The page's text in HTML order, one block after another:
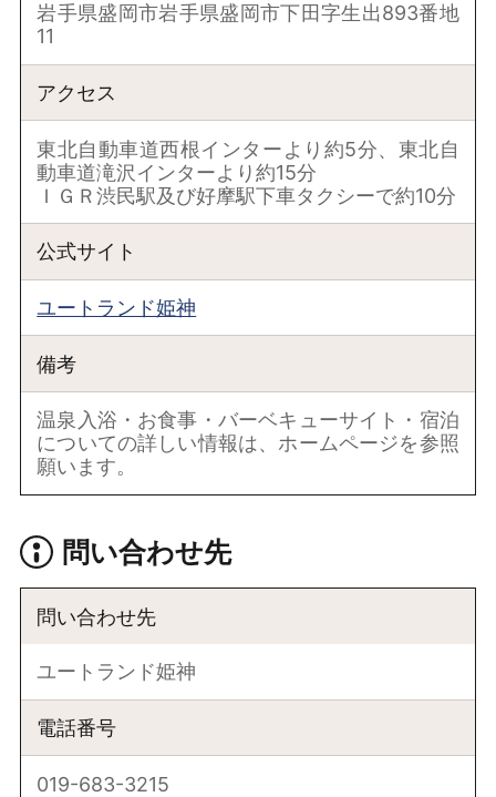
岩手県盛岡市岩手県盛岡市下田字生出893番地
11
アクセス
東北自動車道西根インターより約5分、東北自
動車道滝沢インターより約15分
ＩＧＲ渋民駅及び好摩駅下車タクシーで約10分
公式サイト
ユートランド姫神
備考
温泉入浴・お食事・バーベキューサイト・宿泊
についての詳しい情報は、ホームページを参照
願います。
問い合わせ先
問い合わせ先
ユートランド姫神
電話番号
019-683-3215